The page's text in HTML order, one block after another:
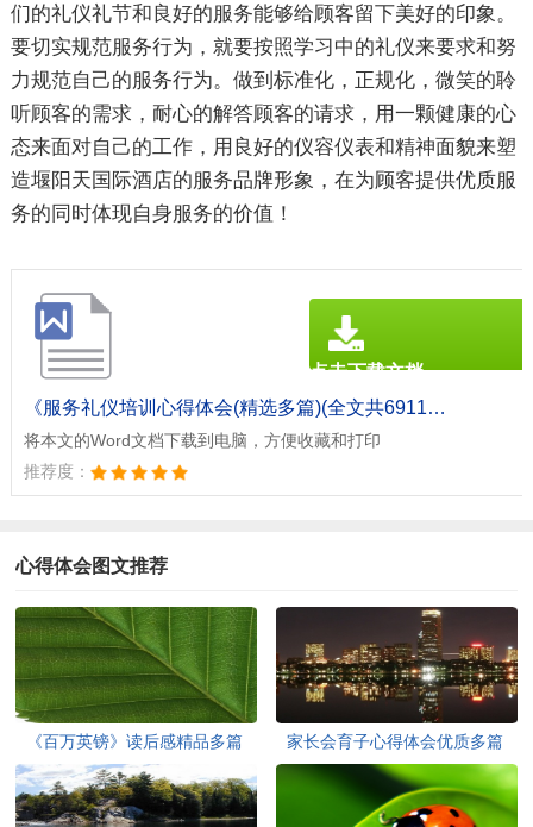
们的礼仪礼节和良好的服务能够给顾客留下美好的印象。
要切实规范服务行为，就要按照学习中的礼仪来要求和努
力规范自己的服务行为。做到标准化，正规化，微笑的聆
听顾客的需求，耐心的解答顾客的请求，用一颗健康的心
态来面对自己的工作，用良好的仪容仪表和精神面貌来塑
造堰阳天国际酒店的服务品牌形象，在为顾客提供优质服
务的同时体现自身服务的价值！
《服务礼仪培训心得体会(精选多篇)(全文共6911字).doc》
将本文的Word文档下载到电脑，方便收藏和打印
推荐度：
点击下载文档
文档为doc格式
心得体会图文推荐
《百万英镑》读后感精品多篇
(全文共5067字)
家长会育子心得体会优质多篇
(全文共7714字)